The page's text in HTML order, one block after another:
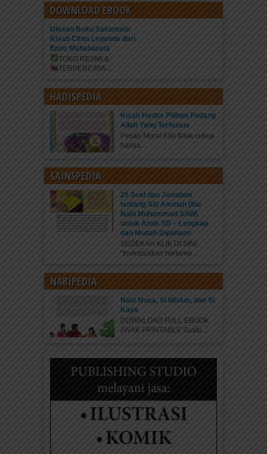
DOWNLOAD EBOOK
Ulasan Buku Sakuntala:
Kisah Cinta Legenda dari
Epos Mahabarata
TOKO RESMI &
TERPERCAYA ...
HADISPEDIA
Kisah Hadits Pilihan Pedang
Allah Yang Terhunus
Pesan Moral Kita tidak cukup
hanya...
SAINSPEDIA
25 Soal dan Jawaban
tentang Siti Aminah (Ibu
Nabi Muhammad SAW)
untuk Anak SD – Lengkap
dan Mudah Dipahami
SEDEKAH KLIK DI SINI
“Investasikan hartamu...
NABIPEDIA
Nabi Musa, Si Miskin, dan Si
Kaya
DOWNLOAD FULL EBOOK
ANAK PRINTABLE Suatu...